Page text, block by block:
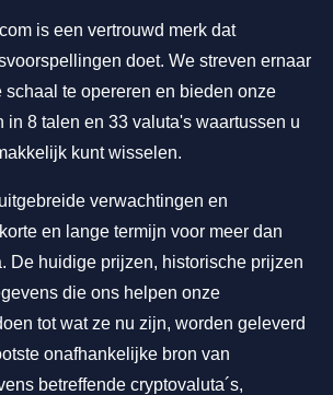
is een vertrouwd merk dat
doet. We streven ernaar
te opereren en bieden onze
in 8 talen en 33 valuta's waartussen u
kunt wisselen.
verwachtingen en
en lange termijn voor meer dan
De huidige prijzen, historische prijzen
die ons helpen onze
tot wat ze nu zijn, worden geleverd
onafhankelijke bron van
betreffende cryptovaluta´s,